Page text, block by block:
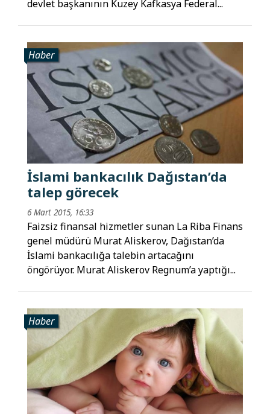
devlet başkanının Kuzey Kafkasya Federal...
Haber
İslami bankacılık Dağıstan’da
talep görecek
6 Mart 2015, 16:33
Faizsiz finansal hizmetler sunan La Riba Finans
genel müdürü Murat Aliskerov, Dağıstan’da
İslami bankacılığa talebin artacağını
öngörüyor. Murat Aliskerov Regnum’a yaptığı...
Haber